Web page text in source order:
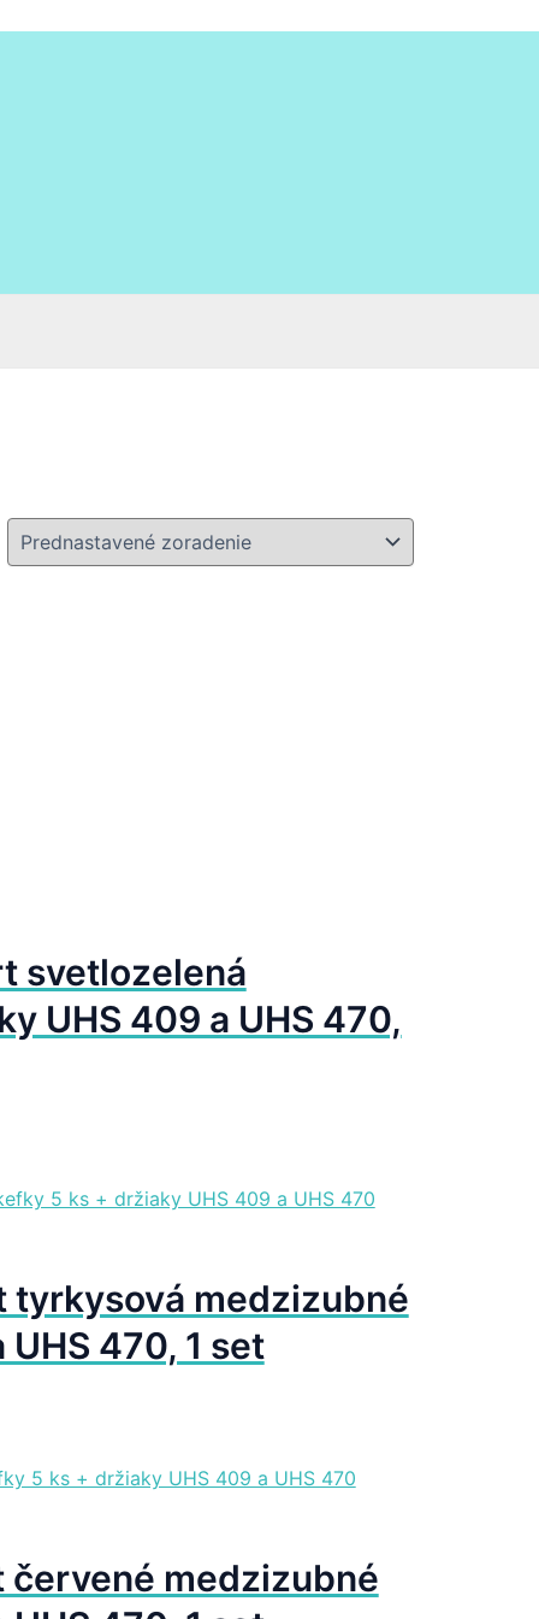
svetlozelená
UHS 409 a UHS 470,
tyrkysová medzizubné
470, 1 set
červené medzizubné